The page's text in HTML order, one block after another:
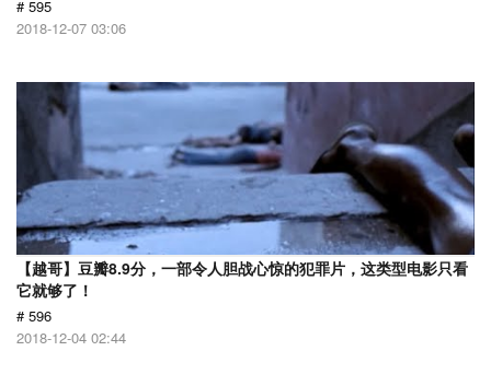
# 595
2018-12-07 03:06
【越哥】豆瓣8.9分，一部令人胆战心惊的犯罪片，这类型电影只看
它就够了！
# 596
2018-12-04 02:44